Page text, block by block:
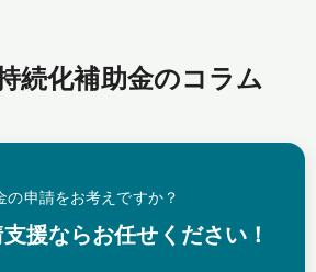
続化補助金のコラム
の申請をお考えですか？
援ならお任せください！